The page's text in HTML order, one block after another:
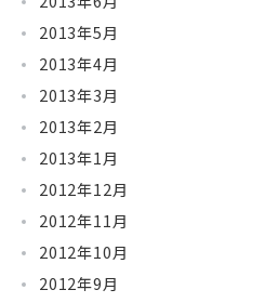
2013年5月
2013年4月
2013年3月
2013年2月
2013年1月
2012年12月
2012年11月
2012年10月
2012年9月